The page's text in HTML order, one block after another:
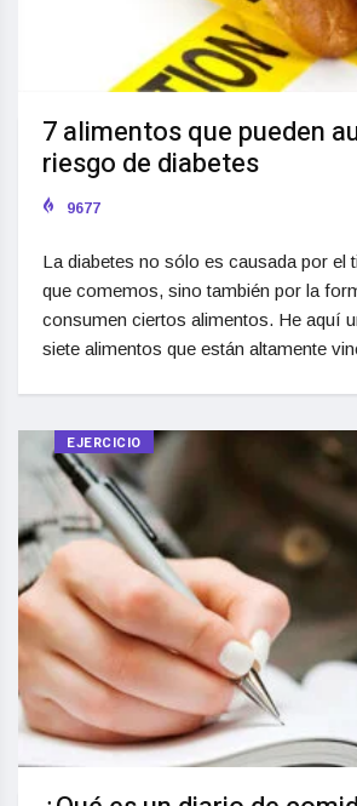
7 alimentos que pueden
riesgo de diabetes
9677
La diabetes no sólo es causada por el
que comemos, sino también por la
consumen ciertos alimentos. He aquí
siete alimentos que están altamente
EJERCICIO